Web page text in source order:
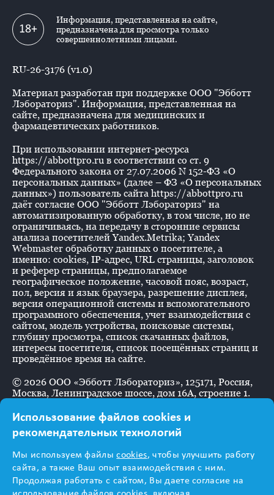
18+
Информация, представленная на сайте,
предназначена для просмотра только
совершеннолетними лицами.
RU-26-3176 (v1.0)
Материал разработан при поддержке ООО "Эбботт
Лэбораториз". Информация, представленная на
сайте, предназначена для медицинских и
фармацевтических работников.
При использовании интернет-ресурса
https://abbottpro.ru в соответствии со ст. 9
Федерального закона от 27.07.2006 N 152-ФЗ «О
персональных данных» (далее – ФЗ «О персональных
данных») пользователь сайта https://abbottpro.ru
даёт согласие ООО "Эбботт Лэбораториз" на
автоматизированную обработку, в том числе, но не
ограничиваясь, на передачу в сторонние сервисы
анализа посетителей Yandex.Metrika; Yandex
Webmaster обработку данных о посетителе, а
именно: cookies, IP-адрес, URL страницы, заголовок
и реферер страницы, предполагаемое
географическое положение, часовой пояс, возраст,
пол, версия и язык браузера, разрешение дисплея,
версия операционной системы и вспомогательного
программного обеспечения, учет взаимодействия с
сайтом, модель устройства, поисковые системы,
глубину просмотра, список скачанных файлов,
интересы посетителя, список посещённых страниц и
проведённое время на сайте.
© 2026 ООО «Эбботт Лэбораториз», 125171, Россия,
Москва, Ленинградское шоссе, дом 16А, строение 1.
Информация
предназначена для
Использование файлов cookies и
рекомендательных технологий
Мы используем файлыcookies, чтобы улучшить работу
сайта, а также Ваш опыт взаимодействия с ним.
Продолжая работать с сайтом, Вы даете согласие на